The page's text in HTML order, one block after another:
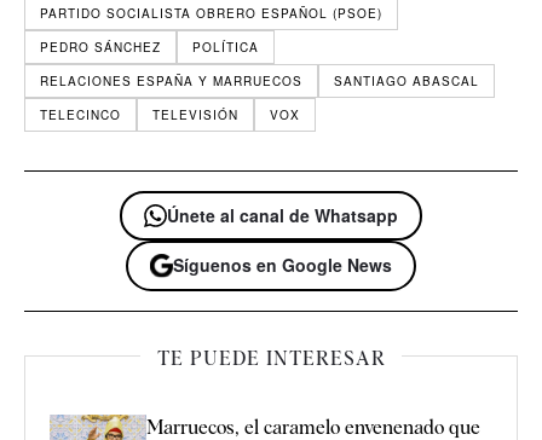
PARTIDO SOCIALISTA OBRERO ESPAÑOL (PSOE)
PEDRO SÁNCHEZ
POLÍTICA
RELACIONES ESPAÑA Y MARRUECOS
SANTIAGO ABASCAL
TELECINCO
TELEVISIÓN VOX
Únete al canal de Whatsapp
Síguenos en Google News
TE PUEDE INTERESAR
Marruecos, el caramelo envenenado que